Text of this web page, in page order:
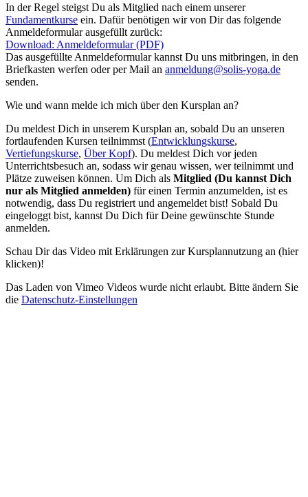
In der Regel steigst Du als Mitglied nach einem unserer
Fundamentkurse ein. Dafür benötigen wir von Dir das folgende
Anmeldeformular ausgefüllt zurück:
Download: Anmeldeformular (PDF)
Das ausgefüllte Anmeldeformular kannst Du uns mitbringen, in den
Briefkasten werfen oder per Mail an anmeldung@solis-yoga.de
senden.
Wie und wann melde ich mich über den Kursplan an?
Du meldest Dich in unserem Kursplan an, sobald Du an unseren
fortlaufenden Kursen teilnimmst (Entwicklungskurse,
Vertiefungskurse, Über Kopf). Du meldest Dich vor jeden
Unterrichtsbesuch an, sodass wir genau wissen, wer teilnimmt und
Plätze zuweisen können. Um Dich als Mitglied (Du kannst Dich
nur als Mitglied anmelden) für einen Termin anzumelden, ist es
notwendig, dass Du registriert und angemeldet bist! Sobald Du
eingeloggt bist, kannst Du Dich für Deine gewünschte Stunde
anmelden.
Schau Dir das Video mit Erklärungen zur Kursplannutzung an (hier
klicken)!
Das Laden von Vimeo Videos wurde nicht erlaubt. Bitte ändern Sie
die Datenschutz-Einstellungen